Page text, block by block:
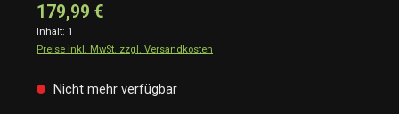
179,99 €
Inhalt: 1
Preise inkl. MwSt. zzgl. Versandkosten
Nicht mehr verfügbar